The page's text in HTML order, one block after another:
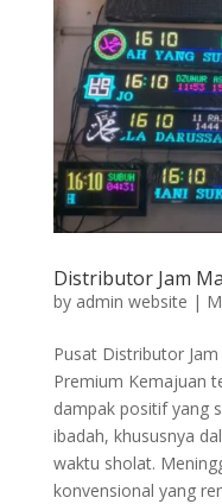
Distributor Jam
by admin website |
Pusat Distributor
Premium Kemajuan
dampak positif yang
ibadah, khususnya
waktu sholat.
konvensional yang